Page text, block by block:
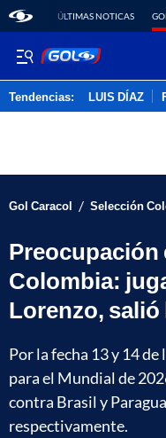
ÚLTIMAS NOTICAS
Tendencias: LUIS DÍAZ
Gol Caracol / Selección
Preocupación
Colombia:
Lorenzo,
Por la fecha 13 y 14
para el Mundial de
contra Brasil y
respectivamente.